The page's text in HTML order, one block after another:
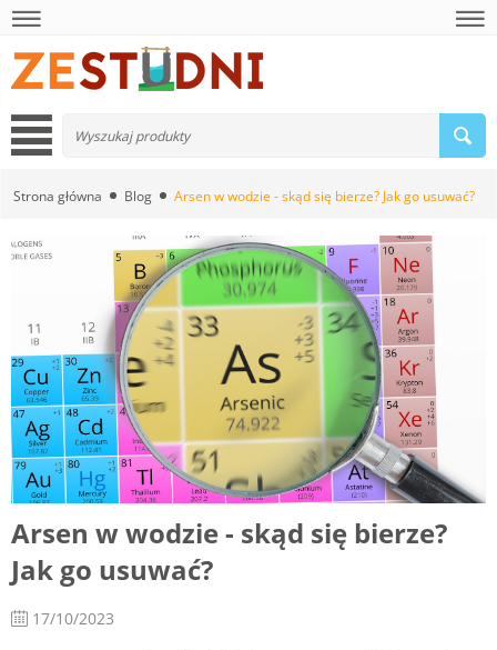
Strona główna Blog Arsen w wodzie - skąd się bierze? Jak go usuwać?
Arsen w wodzie - skąd się bierze?
Jak go usuwać?
17/10/2023